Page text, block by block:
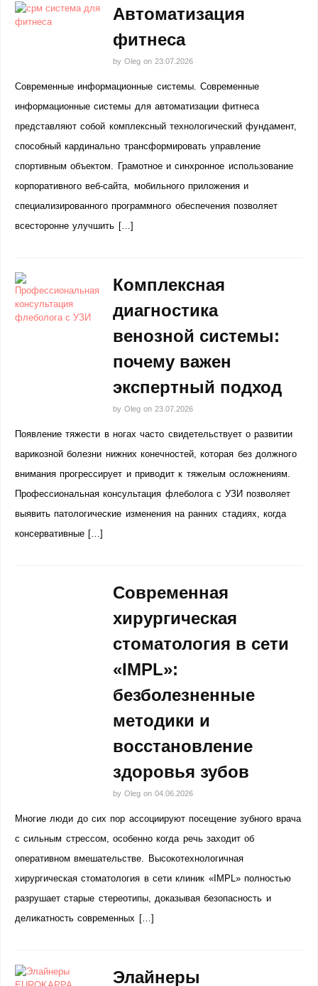
Автоматизация
фитнеса
by Oleg on 23.07.2026
Современные информационные системы. Современные
информационные системы для автоматизации фитнеса
представляют собой комплексный технологический фундамент,
способный кардинально трансформировать управление
спортивным объектом. Грамотное и синхронное использование
корпоративного веб-сайта, мобильного приложения и
специализированного программного обеспечения позволяет
всесторонне улучшить […]
Комплексная
диагностика
венозной системы:
почему важен
экспертный подход
by Oleg on 23.07.2026
Появление тяжести в ногах часто свидетельствует о развитии
варикозной болезни нижних конечностей, которая без должного
внимания прогрессирует и приводит к тяжелым осложнениям.
Профессиональная консультация флеболога с УЗИ позволяет
выявить патологические изменения на ранних стадиях, когда
консервативные […]
Современная
хирургическая
стоматология в сети
«IMPL»:
безболезненные
методики и
восстановление
здоровья зубов
by Oleg on 04.06.2026
Многие люди до сих пор ассоциируют посещение зубного врача
с сильным стрессом, особенно когда речь заходит об
оперативном вмешательстве. Высокотехнологичная
хирургическая стоматология в сети клиник «IMPL» полностью
разрушает старые стереотипы, доказывая безопасность и
деликатность современных […]
Элайнеры